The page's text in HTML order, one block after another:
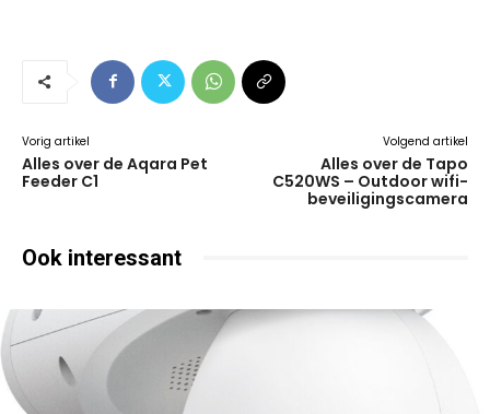
Vorig artikel
Alles over de Aqara Pet
Feeder C1
Volgend artikel
Alles over de Tapo
C520WS – Outdoor wifi-
beveiligingscamera
Ook interessant